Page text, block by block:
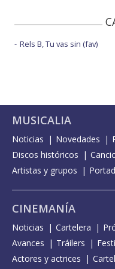
Rels B, Tu vas sin (fav)
MUSICALIA
Noticias Novedades
Discos históricos
Artistas y grupos
CINEMANÍA
Noticias Cartelera
Avances
Tráilers
Actores y actrices